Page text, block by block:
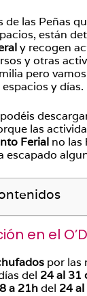
de las Peñas
están
y recogen
y otras
pero
y días.
las
Ferial no las
escapado
en el
por las
del 24 al 31
a 21hdel 24